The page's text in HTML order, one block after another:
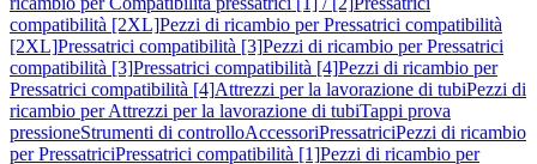
compatibilità [2XL]Pezzi di ricambio per Pressatrici compatibilità
[2XL]Pressatrici compatibilità [3]Pezzi di ricambio per Pressatrici
compatibilità [3]Pressatrici compatibilità [4]Pezzi di ricambio per
Pressatrici compatibilità [4]Attrezzi per la lavorazione di tubiPezzi di
ricambio per Attrezzi per la lavorazione di tubiTappi prova
pressioneStrumenti di controlloAccessoriPressatriciPezzi di ricambio
per PressatriciPressatrici compatibilità [1]Pezzi di ricambio per